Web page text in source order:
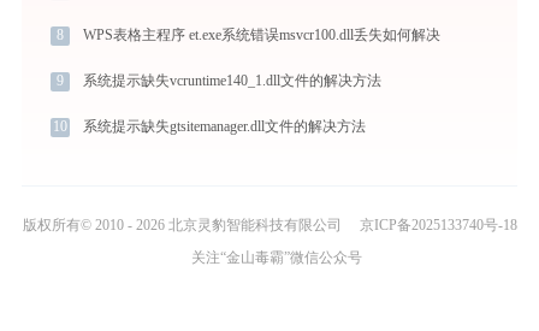
8 WPS表格主程序 et.exe系统错误msvcr100.dll丢失如何解决
9 系统提示缺失vcruntime140_1.dll文件的解决方法
10 系统提示缺失gtsitemanager.dll文件的解决方法
版权所有© 2010 - 2026 北京灵豹智能科技有限公司
京ICP备2025133740号-18
关注“金山毒霸”微信公众号